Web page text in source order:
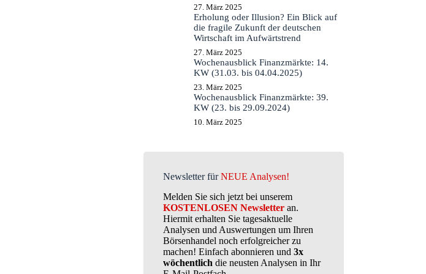
27. März 2025
Erholung oder Illusion? Ein Blick auf
die fragile Zukunft der deutschen
Wirtschaft im Aufwärtstrend
27. März 2025
Wochenausblick Finanzmärkte: 14.
KW (31.03. bis 04.04.2025)
23. März 2025
Wochenausblick Finanzmärkte: 39.
KW (23. bis 29.09.2024)
10. März 2025
Newsletter fürNEUE Analysen!
Melden Sie sich jetzt bei unserem
KOSTENLOSEN Newsletter an.
Hiermit erhalten Sie tagesaktuelle
Analysen und Auswertungen um Ihren
Börsenhandel noch erfolgreicher zu
machen! Einfach abonnieren und3x
wöchentlich die neusten Analysen in Ihr